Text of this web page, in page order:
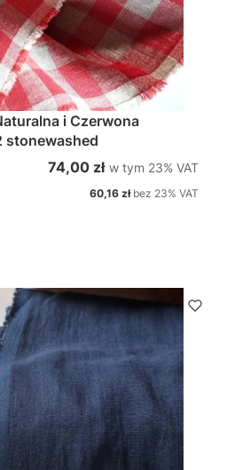
i Czerwona
stonewashed
Cena brutto
74,00 zł w tym %s VAT
w tym 23% VAT
Cena netto
60,16 zł bez 23% VAT